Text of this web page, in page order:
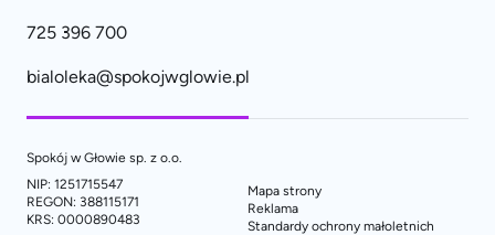
725 396 700
bialoleka@spokojwglowie.pl
Spokój w Głowie sp. z o.o.
NIP: 1251715547
REGON: 388115171
KRS: 0000890483
Mapa strony
Reklama
Standardy ochrony małoletnich